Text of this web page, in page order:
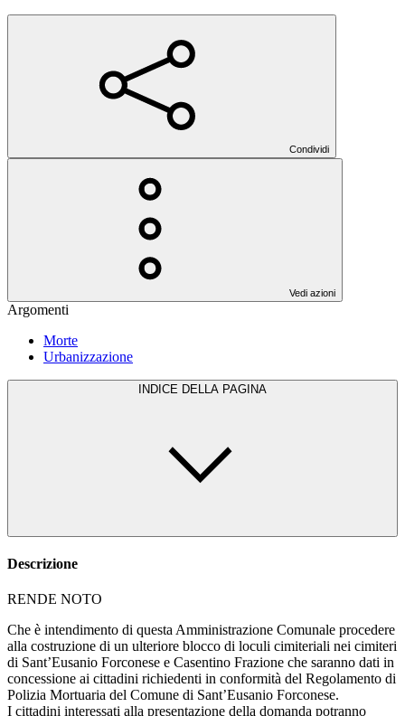
Condividi
Vedi azioni
Argomenti
Morte
Urbanizzazione
INDICE DELLA PAGINA
Descrizione
RENDE NOTO
Che è intendimento di questa Amministrazione Comunale procedere
alla costruzione di un ulteriore blocco di loculi cimiteriali nei cimiteri
di Sant’Eusanio Forconese e Casentino Frazione che saranno dati in
concessione ai cittadini richiedenti in conformità del Regolamento di
Polizia Mortuaria del Comune di Sant’Eusanio Forconese.
I cittadini interessati alla presentazione della domanda potranno